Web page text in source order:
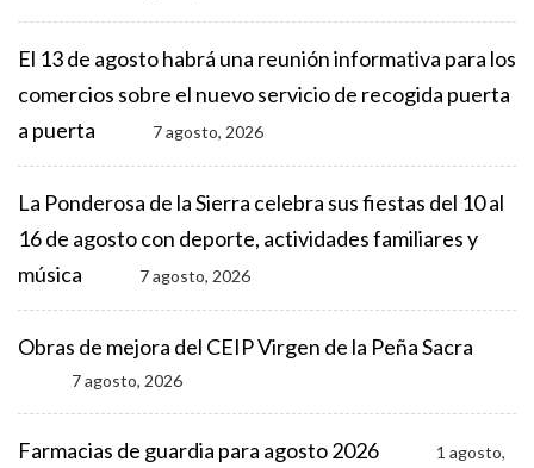
El 13 de agosto habrá una reunión informativa para los
comercios sobre el nuevo servicio de recogida puerta
a puerta
7 agosto, 2026
La Ponderosa de la Sierra celebra sus fiestas del 10 al
16 de agosto con deporte, actividades familiares y
música
7 agosto, 2026
Obras de mejora del CEIP Virgen de la Peña Sacra
7 agosto, 2026
Farmacias de guardia para agosto 2026
1 agosto,